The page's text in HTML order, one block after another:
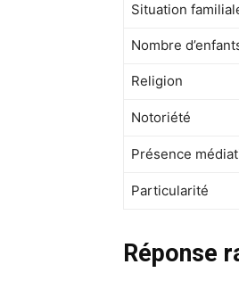
Situation
Nombre
Religion
Notoriété
Présence
Particularité
Réponse